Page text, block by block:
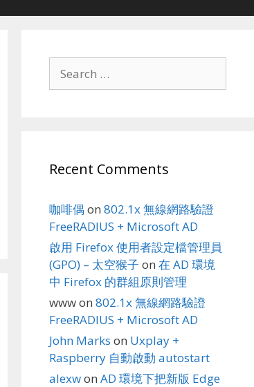
for:
Recent Comments
咖啡偶 on 802.1x 無線網路驗證
FreeRADIUS + Microsoft AD
啟用 Firefox 使用者設定檔管理員
(GPO) – 太空猴子 on 在 AD 環境
中 Firefox 的群組原則管理
wwwon 802.1x 無線網路驗證
FreeRADIUS + Microsoft AD
John Marks on Uxplay +
Raspberry 自動啟動 autostart
alexwon AD 環境下把新版 Edge